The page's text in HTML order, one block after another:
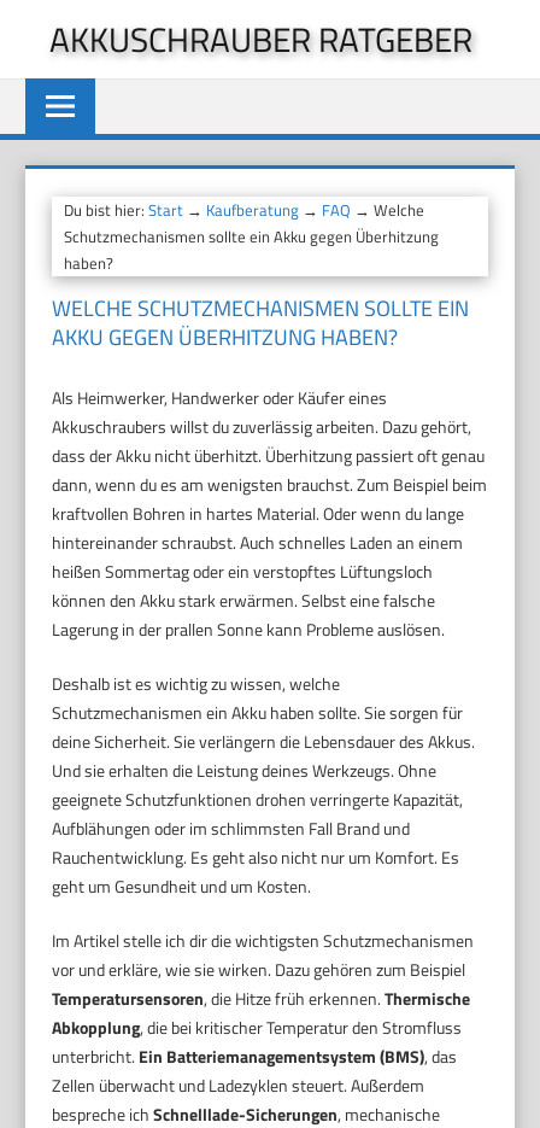
springen
AKKUSCHRAUBER RATGEBER
Du bist hier:Start → Kaufberatung → FAQ → Welche
Schutzmechanismen sollte ein Akku gegen Überhitzung
haben?
WELCHE SCHUTZMECHANISMEN SOLLTE EIN
AKKU GEGEN ÜBERHITZUNG HABEN?
Als Heimwerker, Handwerker oder Käufer eines
Akkuschraubers willst du zuverlässig arbeiten. Dazu gehört,
dass der Akku nicht überhitzt. Überhitzung passiert oft genau
dann, wenn du es am wenigsten brauchst. Zum Beispiel beim
kraftvollen Bohren in hartes Material. Oder wenn du lange
hintereinander schraubst. Auch schnelles Laden an einem
heißen Sommertag oder ein verstopftes Lüftungsloch
können den Akku stark erwärmen. Selbst eine falsche
Lagerung in der prallen Sonne kann Probleme auslösen.
Deshalb ist es wichtig zu wissen, welche
Schutzmechanismen ein Akku haben sollte. Sie sorgen für
deine Sicherheit. Sie verlängern die Lebensdauer des Akkus.
Und sie erhalten die Leistung deines Werkzeugs. Ohne
geeignete Schutzfunktionen drohen verringerte Kapazität,
Aufblähungen oder im schlimmsten Fall Brand und
Rauchentwicklung. Es geht also nicht nur um Komfort. Es
geht um Gesundheit und um Kosten.
Im Artikel stelle ich dir die wichtigsten Schutzmechanismen
vor und erkläre, wie sie wirken. Dazu gehören zum Beispiel
Temperatursensoren, die Hitze früh erkennen.Thermische
Abkopplung, die bei kritischer Temperatur den Stromfluss
unterbricht. Ein Batteriemanagementsystem (BMS), das
Zellen überwacht und Ladezyklen steuert. Außerdem
bespreche ichSchnelllade-Sicherungen, mechanische